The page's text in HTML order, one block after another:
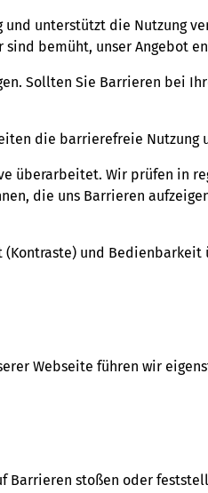
unterstützt die Nutzung
bemüht, unser Angebot
Sollten Sie Barrieren bei
die barrierefreie Nutzung
überarbeitet. Wir prüfen in
die uns Barrieren
und Bedienbarkeit
Webseite führen wir
stoßen oder